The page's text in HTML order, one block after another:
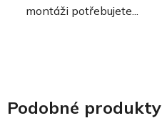
montáži potřebujete...
Podobné produkty